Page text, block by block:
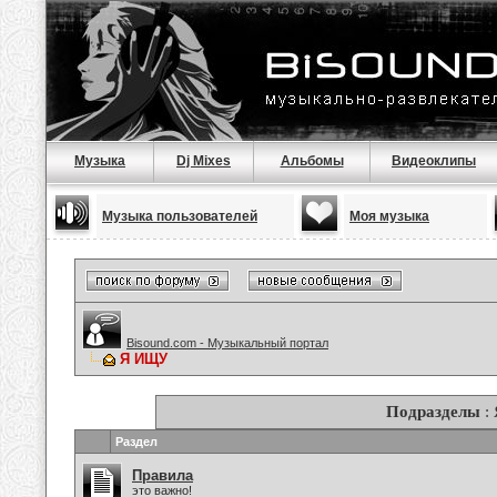
Музыка Dj Mixes Альбомы Видеоклипы
Музыка пользователей Моя музыка
Bisound.com - Музыкальный портал
Я ИЩУ
Подразделы:
Раздел
Правила
это важно!